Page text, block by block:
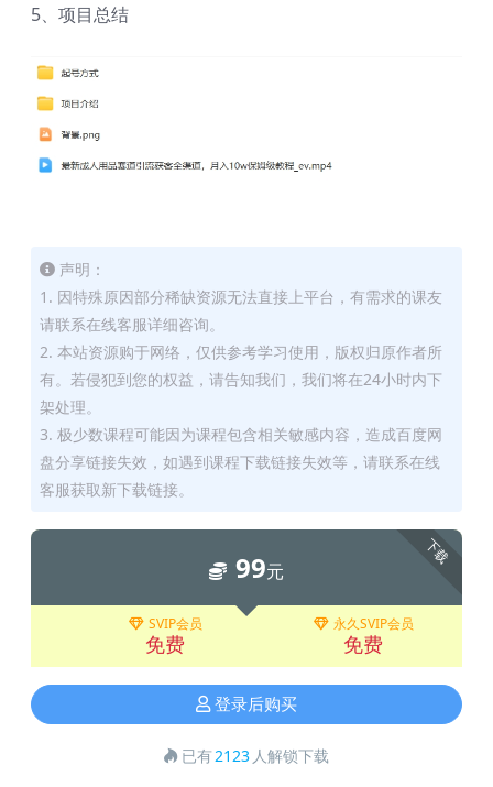
5、项目总结
声明：
1. 因特殊原因部分稀缺资源无法直接上平台，有需求的课友
请联系在线客服详细咨询。
2. 本站资源购于网络，仅供参考学习使用，版权归原作者所
有。若侵犯到您的权益，请告知我们，我们将在24小时内下
架处理。
3. 极少数课程可能因为课程包含相关敏感内容，造成百度网
盘分享链接失效，如遇到课程下载链接失效等，请联系在线
客服获取新下载链接。
下载
99元
SVIP会员
免费
永久SVIP会员
免费
登录后购买
已有2123 人解锁下载